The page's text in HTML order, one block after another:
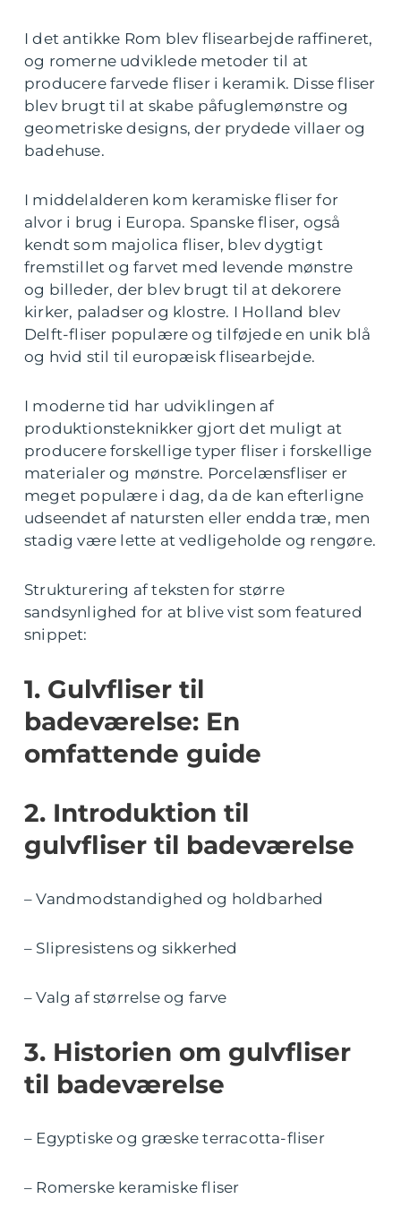
I det antikke Rom blev flisearbejde raffineret,
og romerne udviklede metoder til at
producere farvede fliser i keramik. Disse fliser
blev brugt til at skabe påfuglemønstre og
geometriske designs, der prydede villaer og
badehuse.
I middelalderen kom keramiske fliser for
alvor i brug i Europa. Spanske fliser, også
kendt som majolica fliser, blev dygtigt
fremstillet og farvet med levende mønstre
og billeder, der blev brugt til at dekorere
kirker, paladser og klostre. I Holland blev
Delft-fliser populære og tilføjede en unik blå
og hvid stil til europæisk flisearbejde.
I moderne tid har udviklingen af
produktionsteknikker gjort det muligt at
producere forskellige typer fliser i forskellige
materialer og mønstre. Porcelænsfliser er
meget populære i dag, da de kan efterligne
udseendet af natursten eller endda træ, men
stadig være lette at vedligeholde og rengøre.
Strukturering af teksten for større
sandsynlighed for at blive vist som featured
snippet:
1. Gulvfliser til
badeværelse: En
omfattende guide
2. Introduktion til
gulvfliser til badeværelse
– Vandmodstandighed og holdbarhed
– Slipresistens og sikkerhed
– Valg af størrelse og farve
3. Historien om gulvfliser
til badeværelse
– Egyptiske og græske terracotta-fliser
– Romerske keramiske fliser